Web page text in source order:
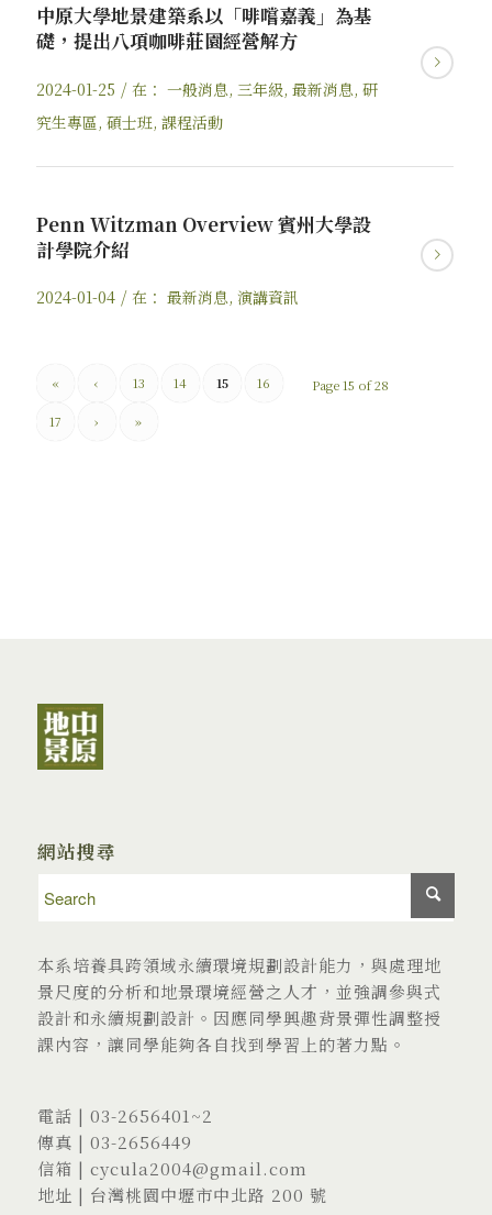
中原大學地景建築系以「啡嚐嘉義」為基
礎，提出八項咖啡莊園經營解方
2024-01-25 / 在： 一般消息, 三年級, 最新消息, 研
究生專區, 碩士班, 課程活動
Penn Witzman Overview 賓州大學設
計學院介紹
2024-01-04 / 在： 最新消息, 演講資訊
Page 15 of 28
« ‹ 13 14 15 16
17 › »
網站搜尋
本系培養具跨領域永續環境規劃設計能力，與處理地
景尺度的分析和地景環境經營之人才，並強調參與式
設計和永續規劃設計。因應同學興趣背景彈性調整授
課內容，讓同學能夠各自找到學習上的著力點。
電話 | 03-2656401 ~2
傳真 | 03-2656449
信箱 | cycula2004@gmail.com
地址 | 台灣桃園中壢市中北路 200 號